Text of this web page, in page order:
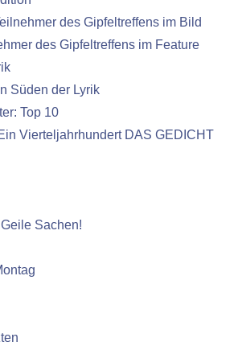
des Gipfeltreffens im Bild
des Gipfeltreffens im Feature
Süden der Lyrik
Top 10
Vierteljahrhundert DAS GEDICHT
Sachen!